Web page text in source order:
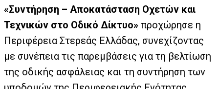
«Συντήρηση – Αποκατάσταση Οχετών και
Τεχνικών στο Οδικό Δίκτυο» προχώρησε η
Περιφέρεια Στερεάς Ελλάδας, συνεχίζοντας
με συνέπεια τις παρεμβάσεις για τη βελτίωση
της οδικής ασφάλειας και τη συντήρηση των